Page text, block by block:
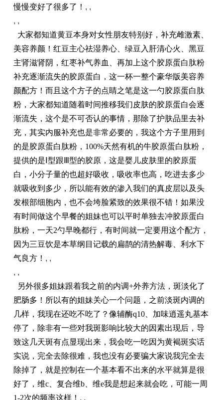
慢慢变好了很多了！ , ,
, ,
大家都知道黄豆本身对女性朋友特别好，补充雌激素、
美容养颜！红豆主心祛湿养心、绿豆入肝清心火、黑豆
主肾滋肾阴，红枣补气养血、再加上这个胶原蛋白肽粉
补充逐渐流失的胶原蛋白，这一杯一整个豪华版美容养
颜配方！而且这个方子的点睛之笔是这一勺胶原蛋白肽
粉，大家都知道随着时间推移我们皮肤的胶原蛋白会逐
渐流失，这个是不可否认的事情，那除了护肤品里去补
充，其实内服补充也是非常必要的，我这个方子里用到
的是胶原蛋白肽粉，100%天然有机的牛胶原蛋白肽粉，
提供的是Ⅰ型跟Ⅲ型的胶原，这是婴儿皮肤里的胶原蛋
白，小分子量的也超好吸收，吸收率也高，吃进去多少
就吸收到多少，所以能有效的渗入我们的真皮层以及头
发根部细胞内，也不会垮脸紧致的效果很不错！如果没
有时间做这个早餐的姐妹也可以平时单独去冲胶原蛋白
肽粉，一天2勺早晚都行，有时间就一定要用这个配方，
因为三豆饮是本草纲目记载的扁鹊的清热解毒、利水下
气良方！ , ,
, ,
另外很多姐妹跟着我之前的内调+外养方法，斑淡化了
肥肠多！所以有的姐妹关心一个问题，之前淡斑内调的
几样，我现在还吃不吃了？像辅酶q10、加味逍遥丸基本
停了，除非有一些对我斑影响比较大的因素出现后，导
致这几天斑有点显现出来，我会吃一吃因为黄褐斑实话
实说，完全去除很难，我也没有必要骗大家说我完全去
除掉了，就是控制在一个基本看不出来的水平就算是很
好了，维c、复合维b、维e我是想起来就会吃，可能一周
1-2次的频率这样！ , ,